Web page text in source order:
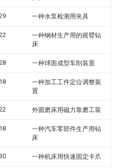
一种水泵检测用夹具
一种钢材生产用的摇臂钻
床
一种球面成型车削装置
一种加工工件定位调整装
置
外圆磨床用磁力靠磨工装
一种汽车零部件生产用钻
床
一种机床用快速固定卡爪